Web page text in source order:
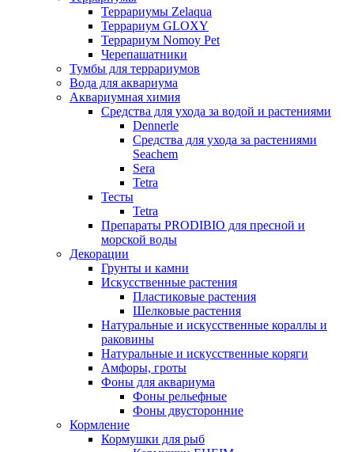
Террариумы Zelaqua
Террариум GLOXY
Террариум Nomoy Pet
Черепашатники
Тумбы для террариумов
Вода для аквариума
Аквариумная химия
Средства для ухода за водой и растениями
Dennerle
Средства для ухода за растениями
Seachem
Sera
Tetra
Тесты
Tetra
Препараты PRODIBIO для пресной и
морской воды
Декорации
Грунты и камни
Искусственные растения
Пластиковые растения
Шелковые растения
Натуральные и искусственные кораллы и
раковины
Натуральные и искусственные коряги
Амфоры, гроты
Фоны для аквариума
Фоны рельефные
Фоны двусторонние
Кормление
Кормушки для рыб